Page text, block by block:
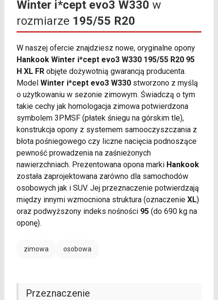
Winter i*cept evo3 W330 w
rozmiarze 195/55 R20
W naszej ofercie znajdziesz nowe, oryginalne opony
Hankook Winter i*cept evo3 W330 195/55 R20 95
H XL FRobjęte dożywotnią gwarancją producenta.
Model Winter i*cept evo3 W330stworzono z myślą
o użytkowaniu w sezonie zimowym. Świadczą o tym
takie cechy jak homologacja zimowa potwierdzona
symbolem 3PMSF (płatek śniegu na górskim tle),
konstrukcja opony z systemem samooczyszczania z
błota pośniegowego czy liczne nacięcia podnoszące
pewność prowadzenia na zaśnieżonych
nawierzchniach. Prezentowana opona marki Hankook
została zaprojektowana zarówno dla samochodów
osobowych jak i SUV. Jej przeznaczenie potwierdzają
między innymi wzmocniona struktura (oznaczenie XL)
oraz podwyższony indeks nośności 95(do 690 kg na
oponę).
zimowa osobowa
Przeznaczenie